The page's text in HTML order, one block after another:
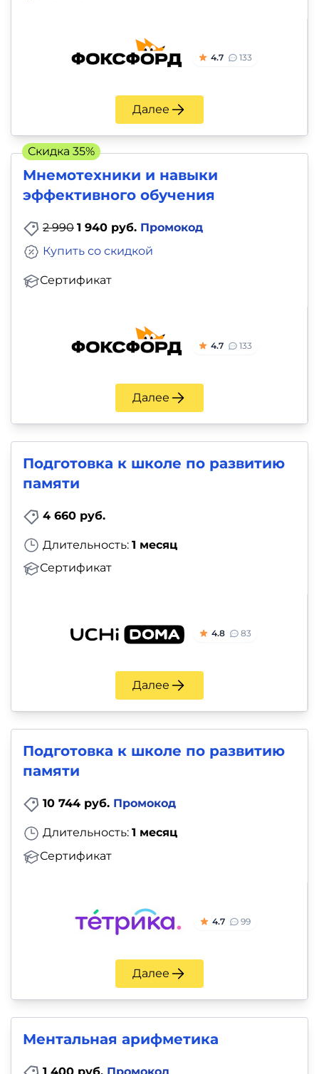
4.7 133
Далее
Мнемотехники и навыки
эффективного обучения
2 990 1 940 руб. Промокод
Сертификат
Купить со скидкой
4.7 133
Далее
Скидка 35%
Подготовка к школе по развитию
памяти
4 660 руб.
Длительность: 1 месяц
Сертификат
4.8 83
Далее
Подготовка к школе по развитию
памяти
10 744 руб. Промокод
Длительность: 1 месяц
Сертификат
4.7 99
Далее
Ментальная арифметика